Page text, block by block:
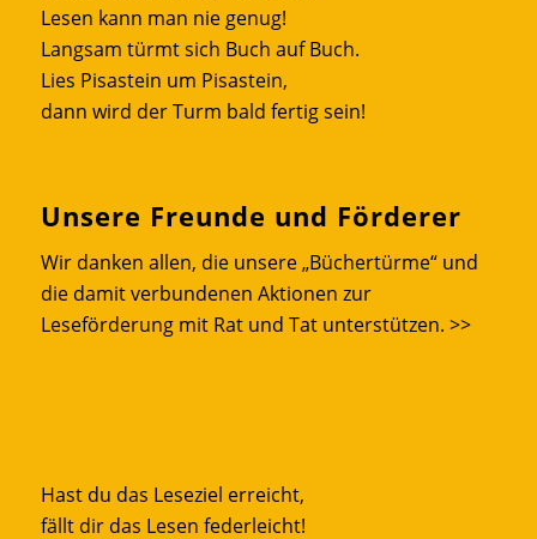
Lesen kann man nie genug!
Langsam türmt sich Buch auf Buch.
Lies Pisastein um Pisastein,
dann wird der Turm bald fertig sein!
Unsere Freunde und Förderer
Wir danken allen, die unsere „Büchertürme“ und
die damit verbundenen Aktionen zur
Leseförderung mit Rat und Tat unterstützen. >>
Hast du das Leseziel erreicht,
fällt dir das Lesen federleicht!